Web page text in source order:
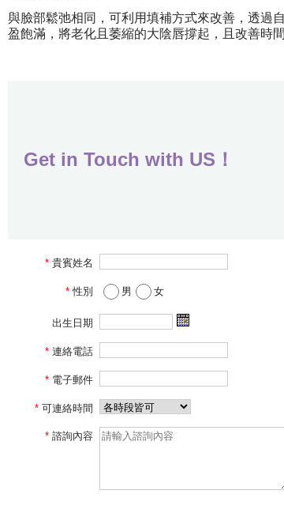
與臉部鬆弛相同，可利用填補方式來改善，透過
盈飽滿，將老化且萎縮的大陰唇撐起，且改善時間
Get in Touch with US！
* 貴賓姓名
* 性別 男 女
出生日期
* 連絡電話
* 電子郵件
* 可連絡時間
* 諮詢內容